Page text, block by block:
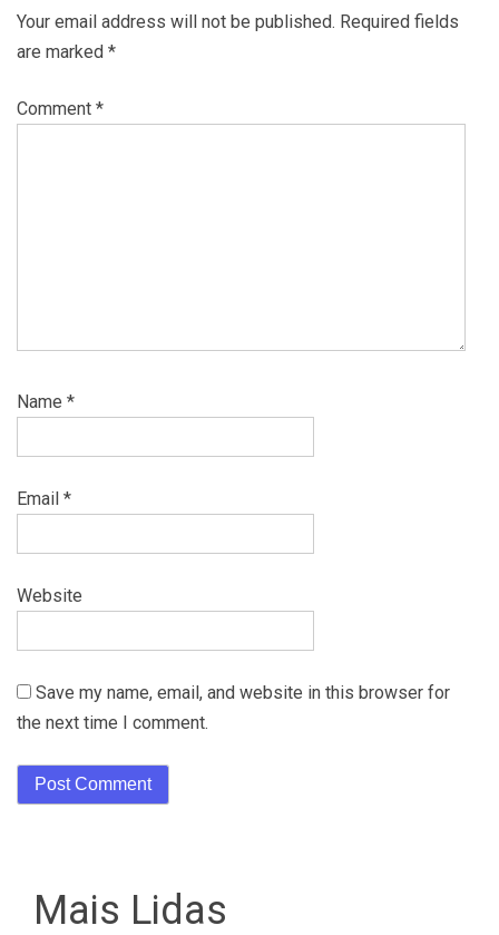
Your email address will not be published. Required fields
are marked *
Comment *
Name *
Email *
Website
Save my name, email, and website in this browser for
the next time I comment.
Mais Lidas